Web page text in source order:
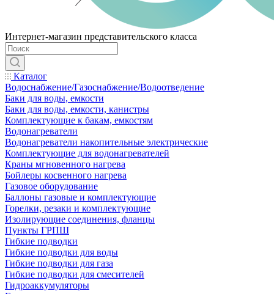
Интернет-магазин представительского класса
Каталог
Водоснабжение/Газоснабжение/Водоотведение
Баки для воды, емкости
Баки для воды, емкости, канистры
Комплектующие к бакам, емкостям
Водонагреватели
Водонагреватели накопительные электрические
Комплектующие для водонагревателей
Краны мгновенного нагрева
Бойлеры косвенного нагрева
Газовое оборудование
Баллоны газовые и комплектующие
Горелки, резаки и комплектующие
Изолирующие соединения, фланцы
Пункты ГРПШ
Гибкие подводки
Гибкие подводки для воды
Гибкие подводки для газа
Гибкие подводки для смесителей
Гидроаккумуляторы